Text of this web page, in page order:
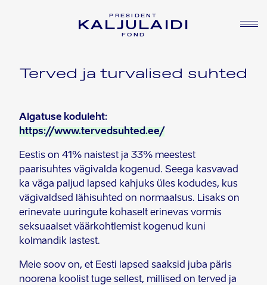
PRESIDENT
KALJULAIDI
FOND
Terved ja turvalised suhted
Algatuse koduleht:
https://www.tervedsuhted.ee/
Eestis on 41% naistest ja 33% meestest
paarisuhtes vägivalda kogenud. Seega kasvavad
ka väga paljud lapsed kahjuks üles kodudes, kus
vägivaldsed lähisuhted on normaalsus. Lisaks on
erinevate uuringute kohaselt erinevas vormis
seksuaalset väärkohtlemist kogenud kuni
kolmandik lastest.
Meie soov on, et Eesti lapsed saaksid juba päris
noorena koolist tuge sellest, millised on terved ja